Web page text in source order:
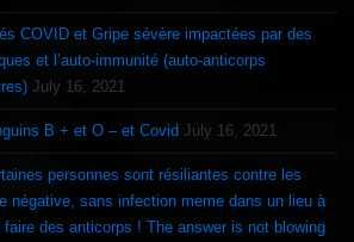
COVID et Gripe sévère impactées par des
et l’auto-immunité (auto-anticorps
July 16, 2021
B + et O – et Covid July 16, 2021
personnes sont résiliantes contre les
négative, sans infection meme dans un lieu à
des anticorps ! The answer is not blowing